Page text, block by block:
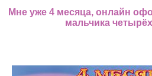
Мне уже 4 месяца, онлайн
мальчика